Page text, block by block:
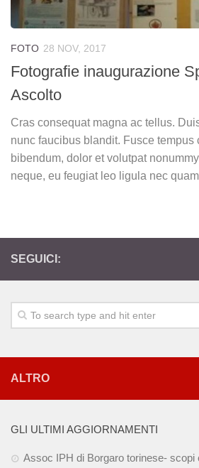
FOTO 28 NOV, 2017
Fotografie inaugurazione
Ascolto
Cras consequat magna ac tellus.
nunc faucibus blandit. Fusce tempus
bibendum, dolor et volutpat
neque, eu feugiat leo ligula nec
SEGUICI:
ALTRO
GLI ULTIMI AGGIORNAMENTI
Assoc IPH di Borgaro torinese- scopi